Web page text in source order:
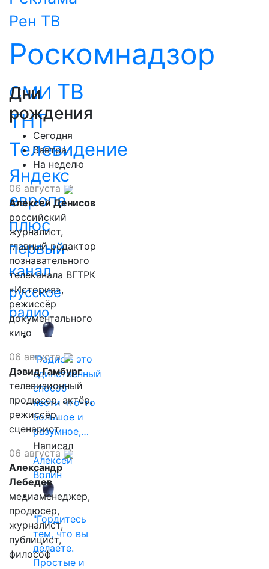
Рен ТВ
Роскомнадзор
СМИ ТВ
ТНТ
Телевидение
Яндекс
европа
плюс
первый
канал
русское
радио
"Радио - это
единственный
способ
нести что-то
большое и
разумное,…
Написал
Алексей
Волин
"Гордитесь
тем, что вы
делаете.
Простые и
Дни
рождения
Сегодня
Завтра
На неделю
06 августа
Алексей Денисов
российский
журналист,
главный редактор
познавательного
телеканала ВГТРК
«История»,
режиссёр
документального
кино
06 августа
Дэвид Гамбург
телевизионный
продюсер, актёр,
режиссёр,
сценарист
06 августа
Александр
Лебедев
медиаменеджер,
продюсер,
журналист,
публицист,
философ